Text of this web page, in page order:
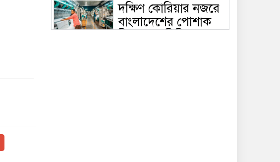
দক্ষিণ কোরিয়ার নজরে
বাংলাদেশের পোশাক
শিল্প, বড় বিনিয়োগ